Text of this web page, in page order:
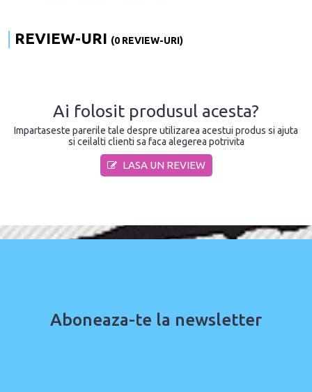
REVIEW-URI (0 REVIEW-URI)
Ai folosit produsul acesta?
Impartaseste parerile tale despre utilizarea acestui produs si ajuta
si ceilalti clienti sa faca alegerea potrivita
LASA UN REVIEW
Aboneaza-te la newsletter